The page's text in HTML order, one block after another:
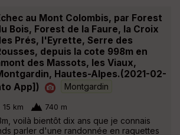
au Mont Colombis, par Forest
Bois, Forest de la Faure, la Croix
Prés, l'Eyrette, Serre des
depuis la cote 998m en
des Massots, les Viaux,
Hautes-Alpes.(2021-02-
App])
Montgardin
15 km 740 m
voilà bientôt dix ans que je connais
parler d'une randonnée en raquettes